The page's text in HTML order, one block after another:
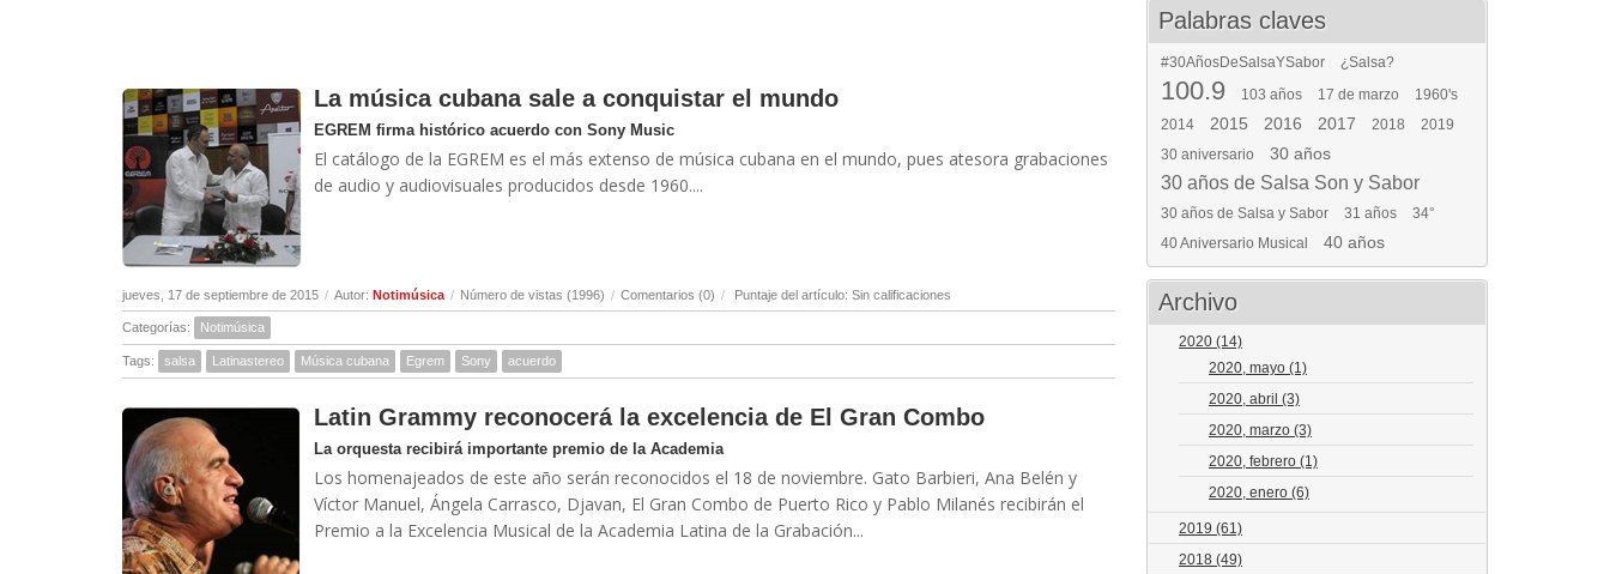
La música cubana sale a conquistar el mundo
EGREM firma histórico acuerdo con Sony Music
El catálogo de la EGREM es el más extenso de música cubana en el mundo, pues atesora grabaciones
de audio y audiovisuales producidos desde 1960....
jueves, 17 de septiembre de 2015 / Autor: Notimúsica / Número de vistas (1996) / Comentarios (0) / Puntaje del artículo: Sin calificaciones
Categorías: Notimúsica
Tags: salsa Latinastereo Música cubana Egrem Sony acuerdo
Latin Grammy reconocerá la excelencia de El Gran Combo
La orquesta recibirá importante premio de la Academia
Los homenajeados de este año serán reconocidos el 18 de noviembre. Gato Barbieri, Ana Belén y
Víctor Manuel, Ángela Carrasco, Djavan, El Gran Combo de Puerto Rico y Pablo Milanés recibirán el
Premio a la Excelencia Musical de la Academia Latina de la Grabación...
Palabras claves
#30AñosDeSalsaYSabor ¿Salsa?
100.9 103 años 17 de marzo
1960's
2014
2015 2016 2017 2018
2019
30 aniversario
30 años
30 años de Salsa Son y Sabor
30 años de Salsa y Sabor 31 años
34°
40 Aniversario Musical
40 años
Archivo
2020 (14)
2020, mayo (1)
2020, abril (3)
2020, marzo (3)
2020, febrero (1)
2020, enero (6)
2019 (61)
2018 (49)